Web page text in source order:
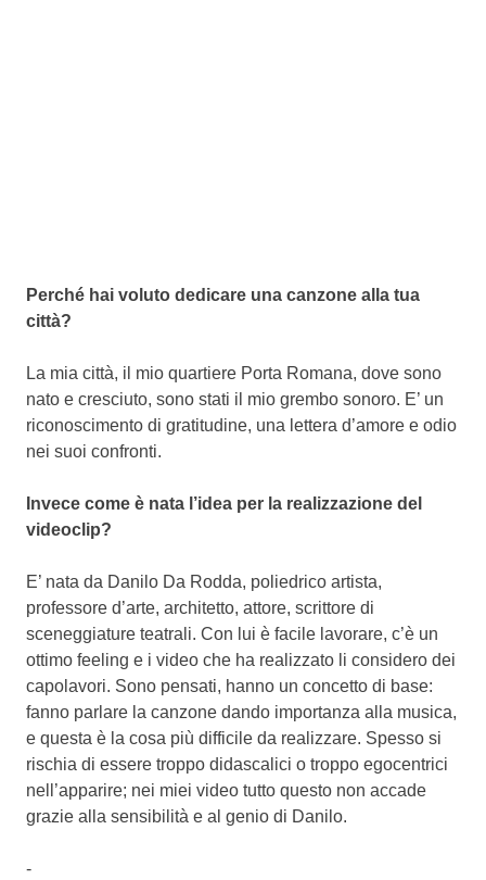
Perché hai voluto dedicare una canzone alla tua
città?
La mia città, il mio quartiere Porta Romana, dove sono
nato e cresciuto, sono stati il mio grembo sonoro. E’ un
riconoscimento di gratitudine, una lettera d’amore e odio
nei suoi confronti.
Invece come è nata l’idea per la realizzazione del
videoclip?
E’ nata da Danilo Da Rodda, poliedrico artista,
professore d’arte, architetto, attore, scrittore di
sceneggiature teatrali. Con lui è facile lavorare, c’è un
ottimo feeling e i video che ha realizzato li considero dei
capolavori. Sono pensati, hanno un concetto di base:
fanno parlare la canzone dando importanza alla musica,
e questa è la cosa più difficile da realizzare. Spesso si
rischia di essere troppo didascalici o troppo egocentrici
nell’apparire; nei miei video tutto questo non accade
grazie alla sensibilità e al genio di Danilo.
-